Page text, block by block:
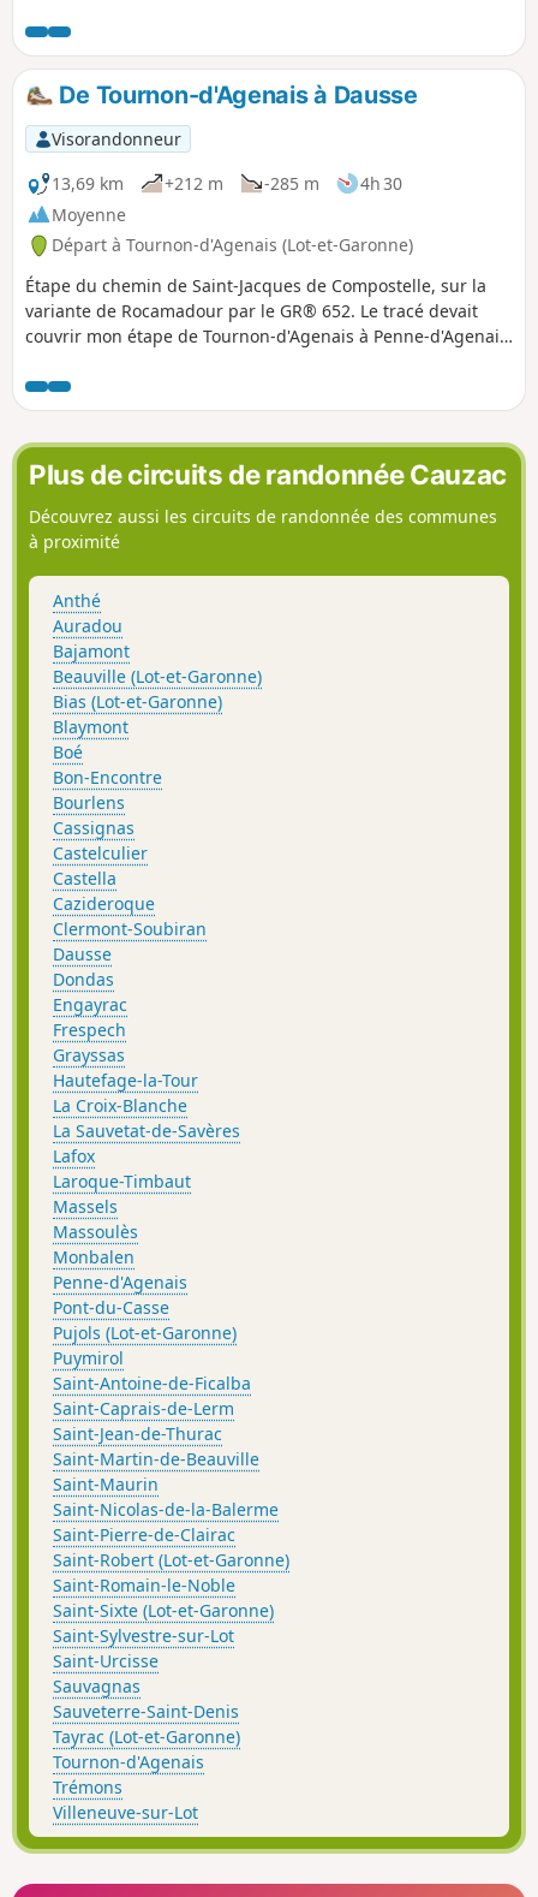
De Tournon-d'Agenais à Dausse
Visorandonneur
13,69 km
+212 m -285 m
4h 30
Moyenne
Départ à Tournon-d'Agenais (Lot-et-Garonne)
Étape du chemin de Saint-Jacques de Compostelle, sur la
variante de Rocamadour par le GR® 652. Le tracé devait
couvrir mon étape de Tournon-d'Agenais à Penne-d'Agenais,
interrompu à Dausse.
Plus de circuits de randonnée Cauzac
Découvrez aussi les circuits de randonnée des communes
à proximité
Anthé
Auradou
Bajamont
Beauville (Lot-et-Garonne)
Bias (Lot-et-Garonne)
Blaymont
Boé
Bon-Encontre
Bourlens
Cassignas
Castelculier
Castella
Cazideroque
Clermont-Soubiran
Dausse
Dondas
Engayrac
Frespech
Grayssas
Hautefage-la-Tour
La Croix-Blanche
La Sauvetat-de-Savères
Lafox
Laroque-Timbaut
Massels
Massoulès
Monbalen
Penne-d'Agenais
Pont-du-Casse
Pujols (Lot-et-Garonne)
Puymirol
Saint-Antoine-de-Ficalba
Saint-Caprais-de-Lerm
Saint-Jean-de-Thurac
Saint-Martin-de-Beauville
Saint-Maurin
Saint-Nicolas-de-la-Balerme
Saint-Pierre-de-Clairac
Saint-Robert (Lot-et-Garonne)
Saint-Romain-le-Noble
Saint-Sixte (Lot-et-Garonne)
Saint-Sylvestre-sur-Lot
Saint-Urcisse
Sauvagnas
Sauveterre-Saint-Denis
Tayrac (Lot-et-Garonne)
Tournon-d'Agenais
Trémons
Villeneuve-sur-Lot